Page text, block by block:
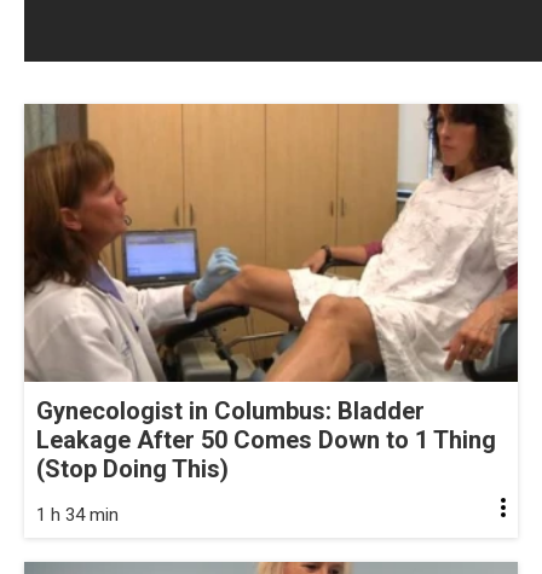
Gynecologist in Columbus: Bladder
Leakage After 50 Comes Down to 1 Thing
(Stop Doing This)
1 h 34 min